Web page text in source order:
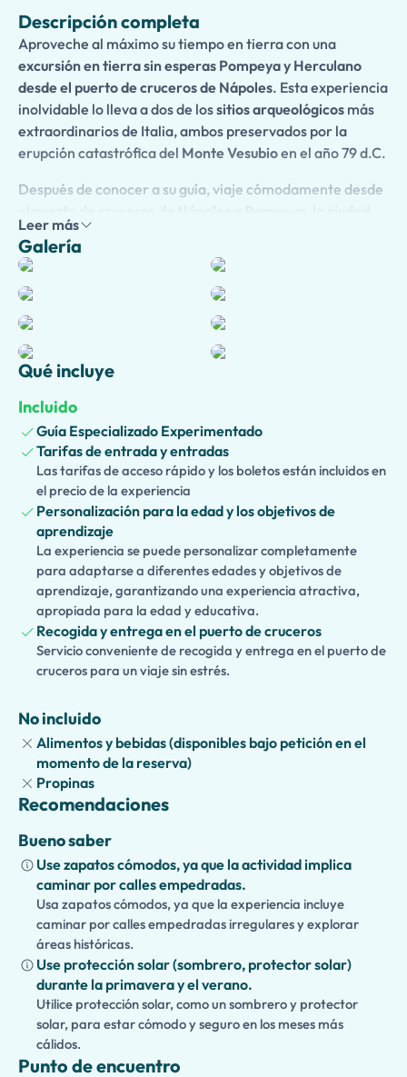
Descripción completa
Aproveche al máximo su tiempo en tierra con una
excursión en tierra sin esperas Pompeya y Herculano
desde el puerto de cruceros de Nápoles. Esta experiencia
inolvidable lo lleva a dos de lossitios arqueológicos más
extraordinarios de Italia, ambos preservados por la
erupción catastrófica del Monte Vesubioen el año 79 d.C.
Después de conocer a su guía, viaje cómodamente desde
romana antigua
tiempo bajo la ceniza volcánica.
y explore sus
calles, templos, hogares, tiendas y edificios
públicos
notablemente preservados mientras aprende
sobre la vida cotidiana en la
Roma antigua
Continúe hacia
, un pueblo más pequeño pero
excepcionalmente bien preservado enterrado por flujos
de lodo volcánico. Descubra
coloridos
antiguas termas y estructuras de madera
han sobrevivido durante casi dos milenios. Su
expertodará vida a estos sitios fascinantes con historias
cautivadoras, perspectivas históricas y detalles
intrigantes sobre las personas que alguna vez vivieron
allí.
Diseñada específicamente parapasajeros de cruceros
esta excursión en tierra ofrece una forma sin
complicaciones y sin estrés de experimentar los puntos
destacados de laregión de Vesubioen un tiempo
limitado. Conacceso sin esperas, transporte cómodoy
orientación experta, maximizará su visita y regresará a su
arqueológicos
Leer más
Galería
Qué incluye
Incluido
Guía Especializado Experimentado
Tarifas de entrada y entradas
Las tarifas de acceso rápido y los boletos están incluidos en
el precio de la experiencia
Personalización para la edad y los objetivos de
aprendizaje
La experiencia se puede personalizar completamente
para adaptarse a diferentes edades y objetivos de
aprendizaje, garantizando una experiencia atractiva,
apropiada para la edad y educativa.
Recogida y entrega en el puerto de cruceros
Servicio conveniente de recogida y entrega en el puerto de
cruceros para un viaje sin estrés.
No incluido
Alimentos y bebidas (disponibles bajo petición en el
momento de la reserva)
Propinas
Recomendaciones
Bueno saber
Use zapatos cómodos, ya que la actividad implica
caminar por calles empedradas.
Usa zapatos cómodos, ya que la experiencia incluye
caminar por calles empedradas irregulares y explorar
áreas históricas.
Use protección solar (sombrero, protector solar)
durante la primavera y el verano.
Utilice protección solar, como un sombrero y protector
solar, para estar cómodo y seguro en los meses más
cálidos.
Punto de encuentro